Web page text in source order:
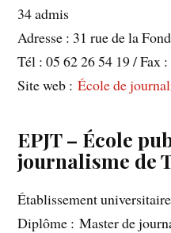
34 admis
Adresse : 31 rue de la
Tél : 05 62 26 54 19 / Fax
Site web :École de
EPJT – École
journalisme de
Établissement
Diplôme : Master de